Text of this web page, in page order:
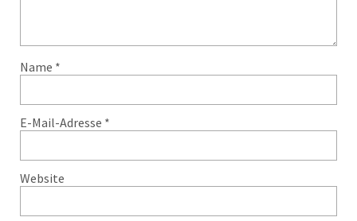
Name *
E-Mail-Adresse *
Website